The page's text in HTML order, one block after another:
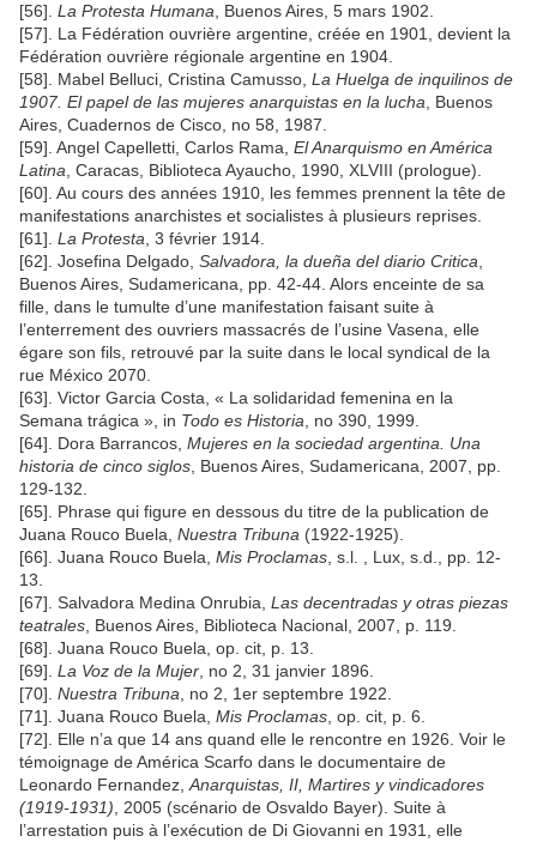
[56]. La Protesta Humana , Buenos Aires, 5 mars 1902.
[57]. La Fédération ouvrière argentine, créée en 1901, devient la
Fédération ouvrière régionale argentine en 1904.
[58]. Mabel Belluci, Cristina Camusso, La Huelga de inquilinos de
1907. El papel de las mujeres anarquistas en la lucha , Buenos
Aires, Cuadernos de Cisco, no 58, 1987.
[59]. Angel Capelletti, Carlos Rama, El Anarquismo en América
Latina , Caracas, Biblioteca Ayaucho, 1990, XLVIII (prologue).
[60]. Au cours des années 1910, les femmes prennent la tête de
manifestations anarchistes et socialistes à plusieurs reprises.
[61]. La Protesta , 3 février 1914.
[62]. Josefina Delgado, Salvadora, la dueña del diario Critica
Buenos Aires, Sudamericana, pp. 42-44. Alors enceinte de sa
fille, dans le tumulte d’une manifestation faisant suite à
l’enterrement des ouvriers massacrés de l’usine Vasena, elle
égare son fils, retrouvé par la suite dans le local syndical de la
rue México 2070.
[63]. Victor Garcia Costa, « La solidaridad femenina en la
Semana trágica », in Todo es Historia , no 390, 1999.
[64]. Dora Barrancos, Mujeres en la sociedad argentina. Una
historia de cinco siglos , Buenos Aires, Sudamericana, 2007, pp.
129-132.
[65]. Phrase qui figure en dessous du titre de la publication de
Juana Rouco Buela, Nuestra Tribuna (1922-1925).
[66]. Juana Rouco Buela, Mis Proclamas , s.l. , Lux, s.d., pp. 12-
13.
[67]. Salvadora Medina Onrubia, Las decentradas y otras piezas
teatrales , Buenos Aires, Biblioteca Nacional, 2007, p. 119.
[68]. Juana Rouco Buela, op. cit, p. 13.
[69]. La Voz de la Mujer , no 2, 31 janvier 1896.
[70]. Nuestra Tribuna , no 2, 1er septembre 1922.
[71]. Juana Rouco Buela, Mis Proclamas , op. cit, p. 6.
[72]. Elle n’a que 14 ans quand elle le rencontre en 1926. Voir le
témoignage de América Scarfo dans le documentaire de
Leonardo Fernandez, Anarquistas, II, Martires y vindicadores
(1919-1931) , 2005 (scénario de Osvaldo Bayer). Suite à
l’arrestation puis à l’exécution de Di Giovanni en 1931, elle